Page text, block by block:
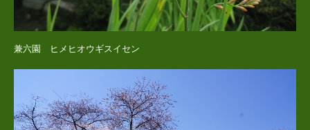
兼六園 ヒメヒオウギスイセン